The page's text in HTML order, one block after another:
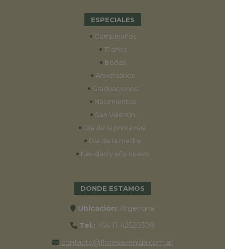
ESPECIALES
• Cumpleaños
• 15 años
• Bodas
• Aniversarios
• Graduaciones
• Nacimientos
• San Valentín
• Día de la primavera
• Día de la madre
• Navidad y año nuevo
DONDE ESTAMOS
Ubicación: Argentina
Tel.: +54 11 42520309
contacto@floresavenida.com.ar